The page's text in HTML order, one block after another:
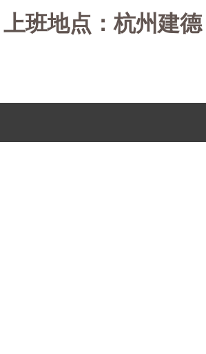
上班地点：杭州建德